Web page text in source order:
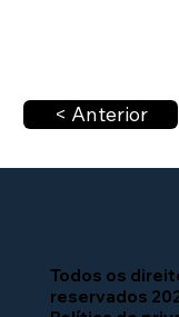
< Anterior
Todos os
reservados